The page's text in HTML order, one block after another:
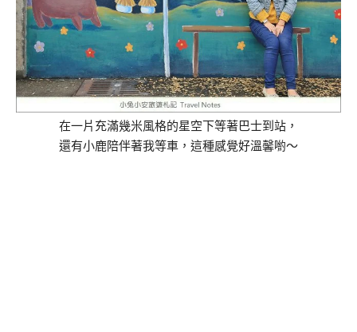
在一片充滿幾米風格的星空下等著巴士到站，
還有小鹿陪伴著我等車，這種感覺好溫馨喲～